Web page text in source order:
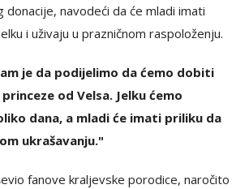
navodeći da će mladi imati
i uživaju u prazničnom raspoloženju.
je da podijelimo da ćemo dobiti
od Velsa. Jelku ćemo
dana, a mladi će imati priliku da
ukrašavanju."
fanove kraljevske porodice, naročito